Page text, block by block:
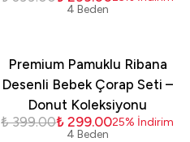
4 Beden
Premium Pamuklu Ribana
Desenli Bebek Çorap Seti –
Donut Koleksiyonu
₺ 399.00₺ 299.0025% İndirim
4 Beden